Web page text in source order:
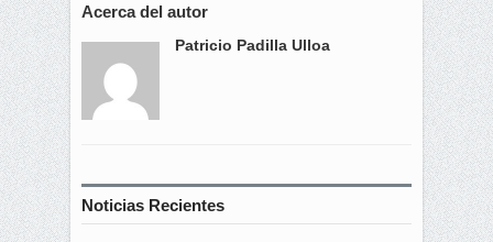
Acerca del autor
Patricio Padilla Ulloa
Noticias Recientes